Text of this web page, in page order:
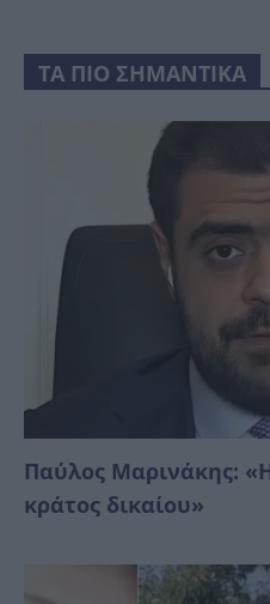
ΤΑ ΠΙΟ ΣΗΜΑΝΤΙΚΑ
Παύλος Μαρινάκης:
κράτος δικαίoυ»